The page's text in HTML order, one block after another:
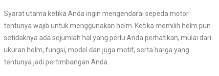
Syarat utama ketika Anda ingin mengendarai sepeda motor
tentunya wajib untuk menggunakan helm. Ketika memilih helm pun
setidaknya ada sejumlah hal yang perlu Anda perhatikan, mulai dari
ukuran helm, fungsi, model dan juga motif, serta harga yang
tentunya jadi pertimbangan Anda.